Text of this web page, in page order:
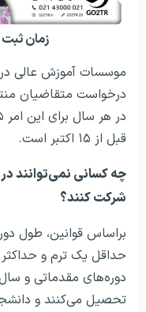
زمان ثبت
موسسات آموزش عالی در
درخواست متقاضیان
قبل از ۱۵ اکتبر است.
چه کسانی نمی‌توانند در
شرکت کنند؟
براساس قوانین، طول
حداقل یک ترم و
دوره‌های مقدماتی و سال
تحصیل می‌کنند و